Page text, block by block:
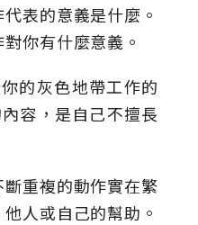
表的意義是什麼。
你有什麼意義。
的灰色地帶工作的
容，是自己不擅長
重複的動作實在繁
人或自己的幫助。